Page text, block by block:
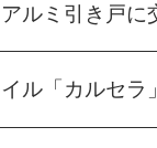
ルミ引き戸に
ル「カルセラ」